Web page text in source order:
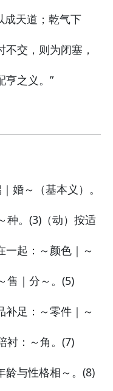
成天道；乾气下
交，则为闭塞，
亨之义。”
婚～（基本义）。
种。 (3)（动）按适
起： ～颜色｜～
售｜分～。 (5)
补足： ～零件｜～
衬： ～角。 (7)
龄与性格相～。 (8)